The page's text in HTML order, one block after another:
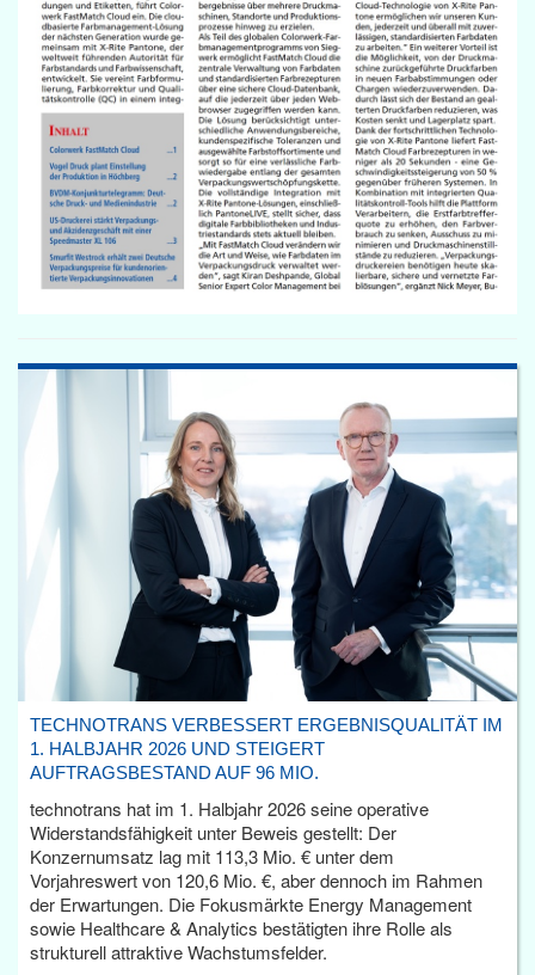
TECHNOTRANS VERBESSERT ERGEBNISQUALITÄT IM
1. HALBJAHR 2026 UND STEIGERT
AUFTRAGSBESTAND AUF 96 MIO.
technotrans hat im 1. Halbjahr 2026 seine operative
Widerstandsfähigkeit unter Beweis gestellt: Der
Konzernumsatz lag mit 113,3 Mio. € unter dem
Vorjahreswert von 120,6 Mio. €, aber dennoch im Rahmen
der Erwartungen. Die Fokusmärkte Energy Management
sowie Healthcare & Analytics bestätigten ihre Rolle als
strukturell attraktive Wachstumsfelder.